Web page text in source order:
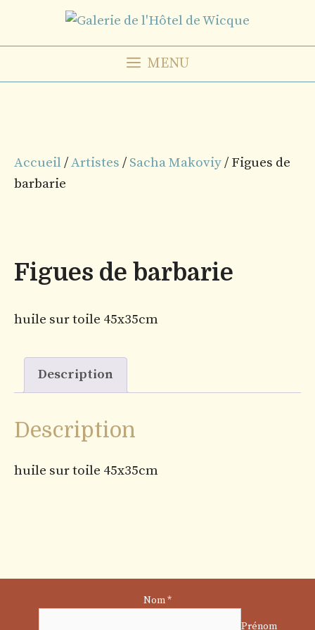
contenu
MENU
Accueil/Artistes / Sacha Makoviy/ Figues de
barbarie
Figues de barbarie
huile sur toile 45x35cm
Description
Description
huile sur toile 45x35cm
E-
Nom*
Prénom